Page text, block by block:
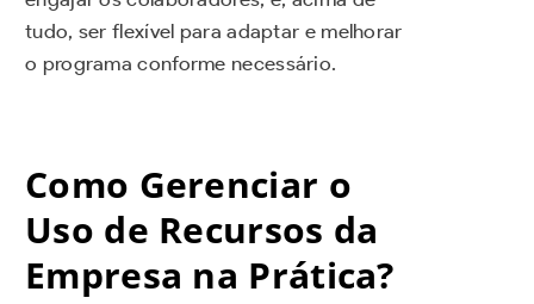
tudo, ser flexível para adaptar e melhorar
o programa conforme necessário.
Como Gerenciar o
Uso de Recursos da
Empresa na Prática?